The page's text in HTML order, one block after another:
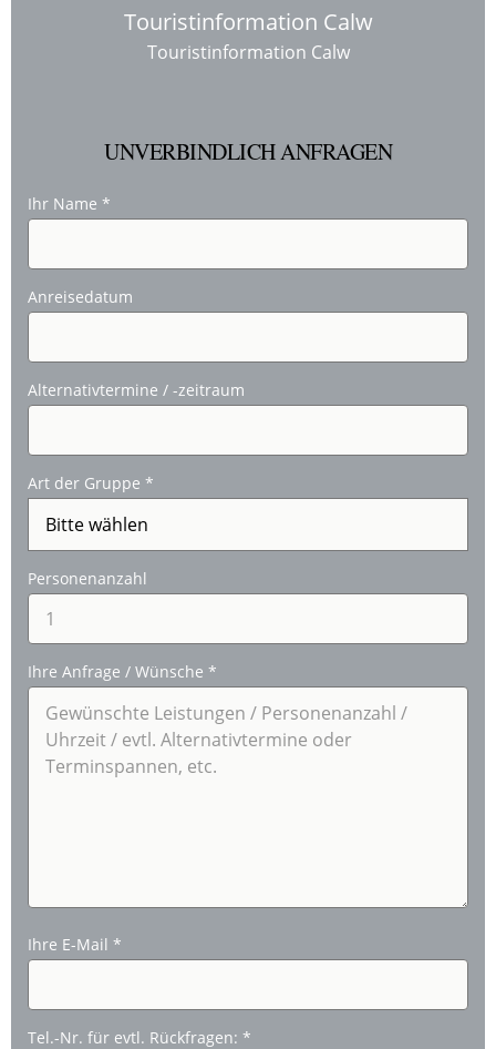
Touristinformation Calw
Touristinformation Calw
UNVERBINDLICH ANFRAGEN
Ihr Name *
Anreisedatum
Alternativtermine / -zeitraum
Art der Gruppe *
Personenanzahl
Ihre Anfrage / Wünsche *
Ihre E-Mail *
Tel.-Nr. für evtl. Rückfragen: *